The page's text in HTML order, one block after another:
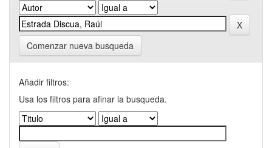
Comenzar nueva busqueda
Añadir filtros:
Usa los filtros para afinar la busqueda.